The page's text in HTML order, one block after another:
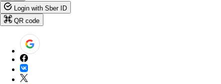
Login with Sber ID
QR code